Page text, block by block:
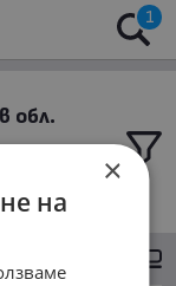
1
обл.
Модел/
×
на